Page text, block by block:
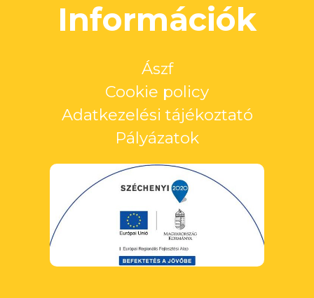
Információk
Ászf
Cookie policy
Adatkezelési tájékoztató
Pályázatok